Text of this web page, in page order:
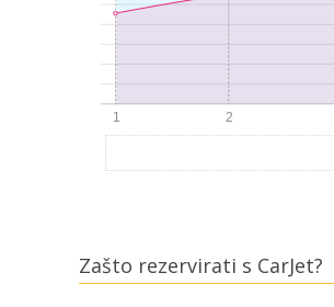
Zašto rezervirati s CarJet?